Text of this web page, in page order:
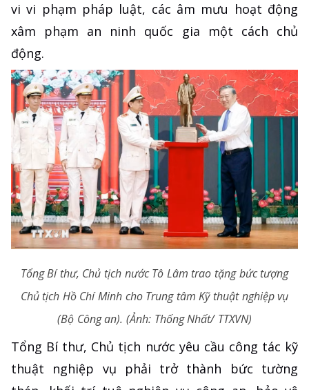
vi vi phạm pháp luật, các âm mưu hoạt động
xâm phạm an ninh quốc gia một cách chủ
động.
Tổng Bí thư, Chủ tịch nước Tô Lâm trao tặng bức tượng
Chủ tịch Hồ Chí Minh cho Trung tâm Kỹ thuật nghiệp vụ
(Bộ Công an). (Ảnh: Thống Nhất/ TTXVN)
Tổng Bí thư, Chủ tịch nước yêu cầu công tác kỹ
thuật nghiệp vụ phải trở thành bức tường